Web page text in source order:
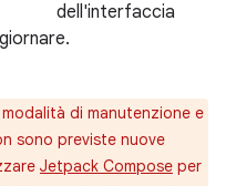
dell'interfaccia
di manutenzione e
sono previste nuove
Jetpack Compose per